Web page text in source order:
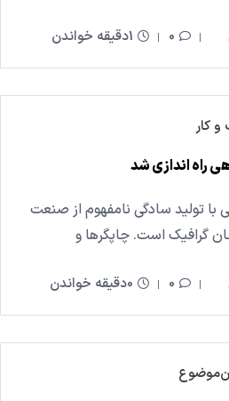
0 1دقیقه خواندن
کار
راه اندازی شد
تولید سادگی نامفهوم از صنعت
گرافیک است. چاپگرها و
0 0دقیقه خواندن
موضوع